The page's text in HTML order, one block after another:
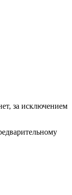
за исключением